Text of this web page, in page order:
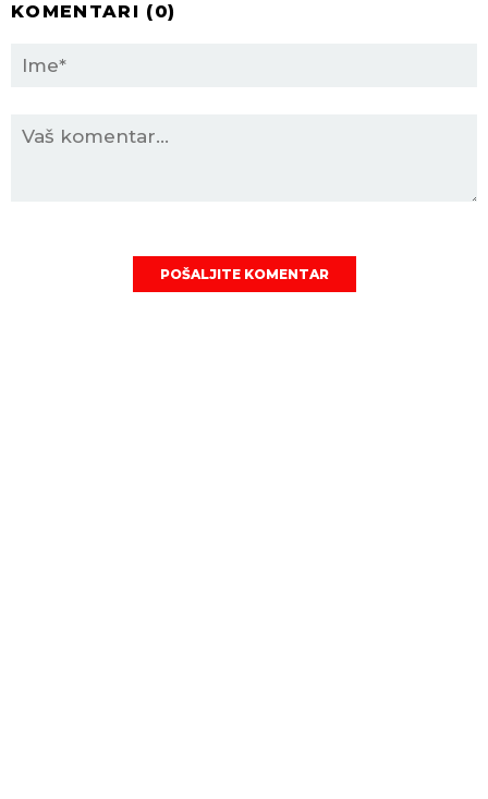
KOMENTARI (0)
POŠALJITE KOMENTAR